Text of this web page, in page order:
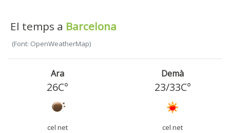
El temps a Barcelona
(Font: OpenWeatherMap)
Ara
26C°
cel net
Demà
23/33C°
cel net